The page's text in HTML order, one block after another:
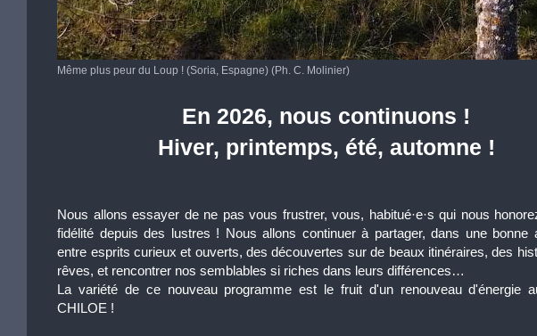
Même plus peur du Loup ! (Soria, Espagne) (Ph. C. Molinier)
En 2026, nous continuons !
Hiver, printemps, été, automne !
Nous allons essayer de ne pas vous frustrer, vous, habitué·e·s qui nous
fidélité depuis des lustres ! Nous allons continuer à partager, dans une bonne
entre esprits curieux et ouverts, des découvertes sur de beaux itinéraires, des
rêves, et rencontrer nos semblables si riches dans leurs différences…
La variété de ce nouveau programme est le fruit d'un renouveau d'énergie
CHILOE !